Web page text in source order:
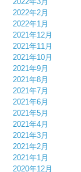
2022年2月
2022年1月
2021年12月
2021年11月
2021年10月
2021年9月
2021年8月
2021年7月
2021年6月
2021年5月
2021年4月
2021年3月
2021年2月
2021年1月
2020年12月